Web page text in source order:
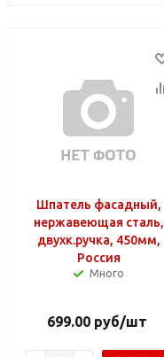
Шпатель фасадный,
нержавеющая сталь,
двухк.ручка, 450мм,
Россия
Много
699.00руб/шт